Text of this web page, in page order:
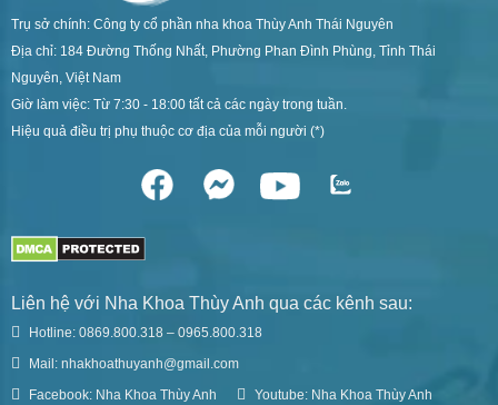
Trụ sở chính: Công ty cổ phần nha khoa Thùy Anh Thái Nguyên
Địa chỉ: 184 Đường Thống Nhất, Phường Phan Đình Phùng, Tỉnh Thái
Nguyên, Việt Nam
Giờ làm việc: Từ 7:30 - 18:00 tất cả các ngày trong tuần.
Hiệu quả điều trị phụ thuộc cơ địa của mỗi người (*)
Liên hệ với Nha Khoa Thùy Anh qua các kênh sau:
Hotline: 0869.800.318 – 0965.800.318
Mail: nhakhoathuyanh@gmail.com
Facebook: Nha Khoa Thùy Anh
Youtube: Nha Khoa Thùy Anh